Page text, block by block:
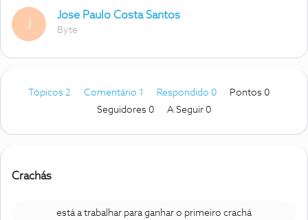
J
Jose Paulo Costa Santos
Byte
Tópicos 2 Comentário 1 Respondido 0
Pontos 0
Seguidores 0 A Seguir 0
Crachás
está a trabalhar para ganhar o primeiro crachá